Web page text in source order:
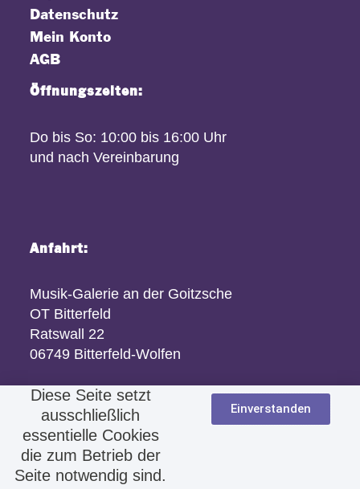
Datenschutz
Mein Konto
AGB
Öffnungszeiten:
Do bis So: 10:00 bis 16:00 Uhr
und nach Vereinbarung
Anfahrt:
Musik-Galerie an der Goitzsche
OT Bitterfeld
Ratswall 22
06749 Bitterfeld-Wolfen
Diese Seite setzt
ausschließlich
essentielle Cookies
die zum Betrieb der
Seite notwendig sind.
Einverstanden